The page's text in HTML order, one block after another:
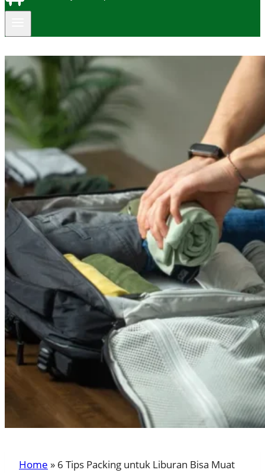
Home » 6 Tips Packing untuk Liburan Bisa Muat